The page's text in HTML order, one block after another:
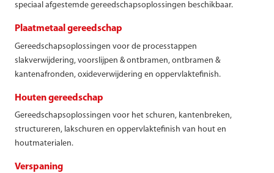
speciaal afgestemde gereedschapsoplossingen beschikbaar.
Plaatmetaal gereedschap
Gereedschapsoplossingen voor de processtappen
slakverwijdering, voorslijpen & ontbramen, ontbramen &
kantenafronden, oxideverwijdering en oppervlaktefinish.
Houten gereedschap
Gereedschapsoplossingen voor het schuren, kantenbreken,
structureren, lakschuren en oppervlaktefinish van hout en
houtmaterialen.
Verspaning